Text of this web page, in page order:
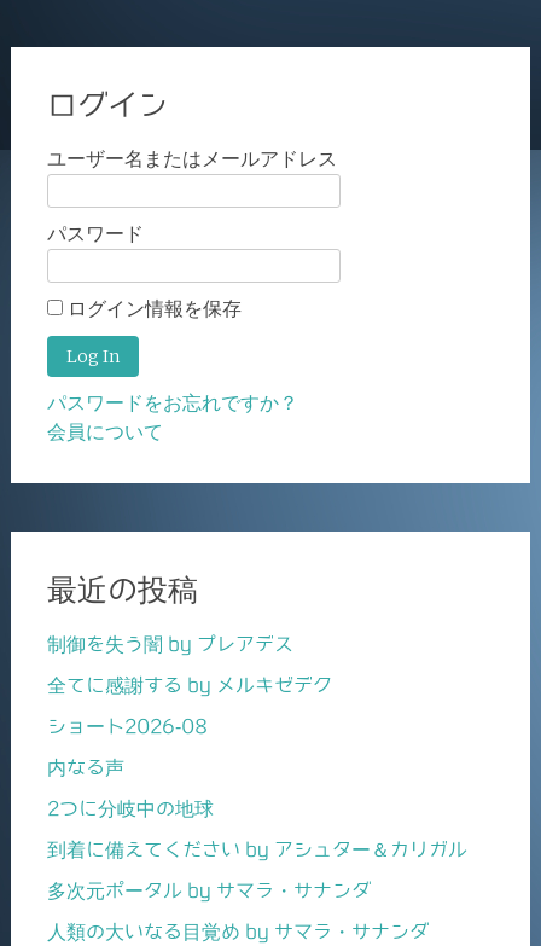
ログイン
ユーザー名またはメールアドレス
パスワード
ログイン情報を保存
パスワードをお忘れですか？
会員について
最近の投稿
制御を失う闇 by プレアデス
全てに感謝する by メルキゼデク
ショート2026-08
内なる声
2つに分岐中の地球
到着に備えてください by アシュター＆カリガル
多次元ポータル by サマラ・サナンダ
人類の大いなる目覚め by サマラ・サナンダ